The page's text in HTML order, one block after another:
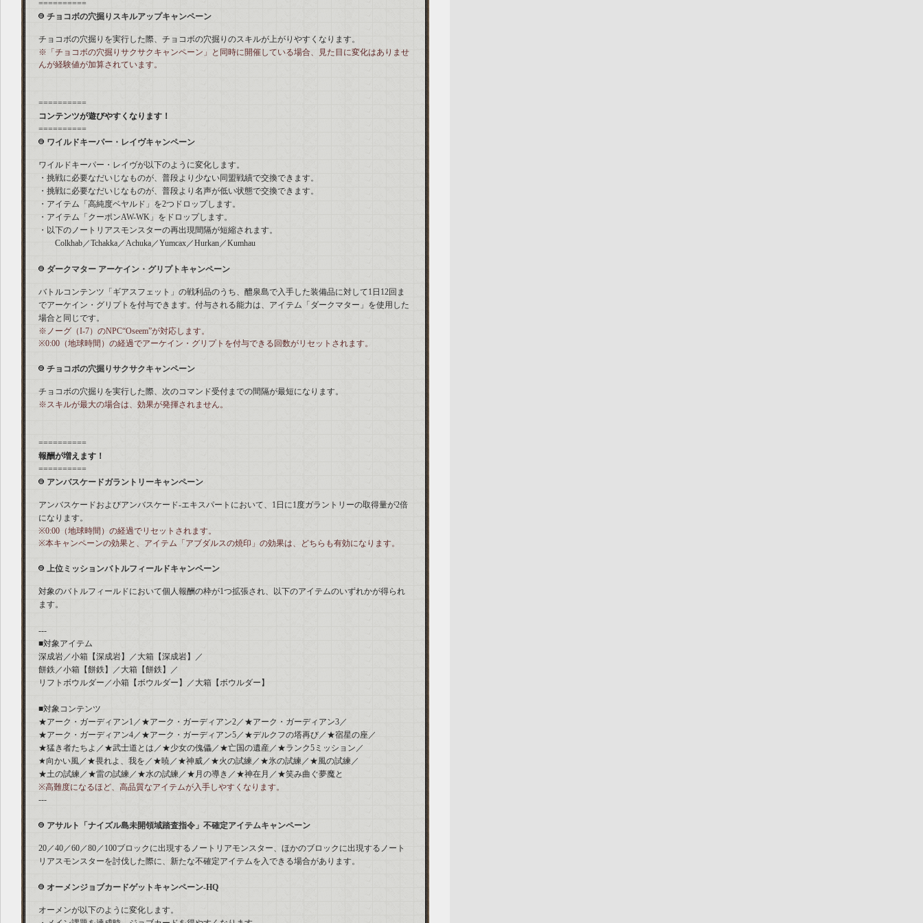
==========
チョコボの穴掘りスキルアップキャンペーン
チョコボの穴掘りを実行した際、チョコボの穴掘りのスキルが上がりやすくなります。
※「チョコボの穴掘りサクサクキャンペーン」と同時に開催している場合、見た目に変化はありませ
んが経験値が加算されています。
==========
コンテンツが遊びやすくなります！
==========
ワイルドキーパー・レイヴキャンペーン
ワイルドキーパー・レイヴが以下のように変化します。
・挑戦に必要なだいじなものが、普段より少ない同盟戦績で交換できます。
・挑戦に必要なだいじなものが、普段より名声が低い状態で交換できます。
・アイテム「高純度ベヤルド」を2つドロップします。
・アイテム「クーポンAW-WK」をドロップします。
・以下のノートリアスモンスターの再出現間隔が短縮されます。
Colkhab／Tchakka／Achuka／Yumcax／Hurkan／Kumhau
ダークマター アーケイン・グリプトキャンペーン
バトルコンテンツ「ギアスフェット」の戦利品のうち、醴泉島で入手した装備品に対して1日12回ま
でアーケイン・グリプトを付与できます。付与される能力は、アイテム「ダークマター」を使用した
場合と同じです。
※ノーグ（I-7）のNPC“Oseem”が対応します。
※0:00（地球時間）の経過でアーケイン・グリプトを付与できる回数がリセットされます。
チョコボの穴掘りサクサクキャンペーン
チョコボの穴掘りを実行した際、次のコマンド受付までの間隔が最短になります。
※スキルが最大の場合は、効果が発揮されません。
==========
報酬が増えます！
==========
アンバスケードガラントリーキャンペーン
アンバスケードおよびアンバスケード-エキスパートにおいて、1日に1度ガラントリーの取得量が2倍
になります。
※0:00（地球時間）の経過でリセットされます。
※本キャンペーンの効果と、アイテム「アブダルスの焼印」の効果は、どちらも有効になります。
上位ミッションバトルフィールドキャンペーン
対象のバトルフィールドにおいて個人報酬の枠が1つ拡張され、以下のアイテムのいずれかが得られ
ます。
---
■対象アイテム
深成岩／小箱【深成岩】／大箱【深成岩】／
餅鉄／小箱【餅鉄】／大箱【餅鉄】／
リフトボウルダー／小箱【ボウルダー】／大箱【ボウルダー】
■対象コンテンツ
★アーク・ガーディアン1／★アーク・ガーディアン2／★アーク・ガーディアン3／
★アーク・ガーディアン4／★アーク・ガーディアン5／★デルクフの塔再び／★宿星の座／
★猛き者たちよ／★武士道とは／★少女の傀儡／★亡国の遺産／★ランク5ミッション／
★向かい風／★畏れよ、我を／★暁／★神威／★火の試練／★氷の試練／★風の試練／
★土の試練／★雷の試練／★水の試練／★月の導き／★神在月／★笑み曲ぐ夢魔と
※高難度になるほど、高品質なアイテムが入手しやすくなります。
---
アサルト「ナイズル島未開領域踏査指令」不確定アイテムキャンペーン
20／40／60／80／100ブロックに出現するノートリアモンスター、ほかのブロックに出現するノート
リアスモンスターを討伐した際に、新たな不確定アイテムを入できる場合があります。
オーメンジョブカードゲットキャンペーン-HQ
オーメンが以下のように変化します。